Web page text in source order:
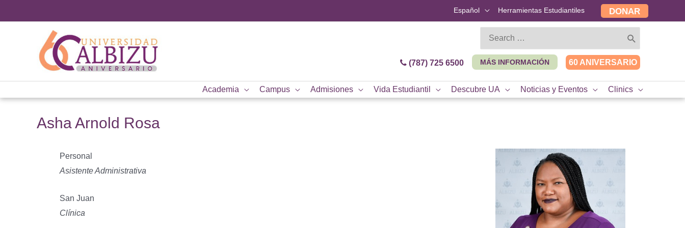
al
DONAR
Herramientas Estudiantiles
Español
(787) 725 6500 MÁS INFORMACIÓN 60 ANIVERSARIO
for:
Academia Campus Admisiones Vida Estudiantil Descubre UA Noticias y Eventos Clinics
Asha Arnold Rosa
Personal
Asistente Administrativa
San Juan
Clínica